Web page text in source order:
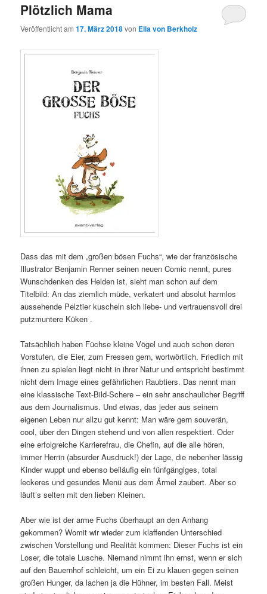
Plötzlich Mama
Veröffentlicht am17. März 2018von Ella von Berkholz
Dass das mit dem „großen bösen Fuchs“, wie der französische
Illustrator Benjamin Renner seinen neuen Comic nennt, pures
Wunschdenken des Helden ist, sieht man schon auf dem
Titelbild: An das ziemlich müde, verkatert und absolut harmlos
aussehende Pelztier kuscheln sich liebe- und vertrauensvoll drei
putzmuntere Küken .
Tatsächlich haben Füchse kleine Vögel und auch schon deren
Vorstufen, die Eier, zum Fressen gern, wortwörtlich. Friedlich mit
ihnen zu spielen liegt nicht in ihrer Natur und entspricht bestimmt
nicht dem Image eines gefährlichen Raubtiers. Das nennt man
eine klassische Text-Bild-Schere – ein sehr anschaulicher Begriff
aus dem Journalismus. Und etwas, das jeder aus seinem
eigenen Leben nur allzu gut kennt: Man wäre gern souverän,
cool, über den Dingen stehend und von allen respektiert. Oder
eine erfolgreiche Karrierefrau, die Chefin, auf die alle hören,
immer Herrin (absurder Ausdruck!) der Lage, die nebenher lässig
Kinder wuppt und ebenso beiläufig ein fünfgängiges, total
leckeres und gesundes Menü aus dem Ärmel zaubert. Aber so
läuft’s selten mit den lieben Kleinen.
Aber wie ist der arme Fuchs überhaupt an den Anhang
gekommen? Womit wir wieder zum klaffenden Unterschied
zwischen Vorstellung und Realität kommen: Dieser Fuchs ist ein
Loser, die totale Lusche. Niemand nimmt ihn ernst, wenn er sich
auf den Bauernhof schleicht, um ein Ei zu klauen gegen seinen
großen Hunger, da lachen ja die Hühner, im besten Fall. Meist